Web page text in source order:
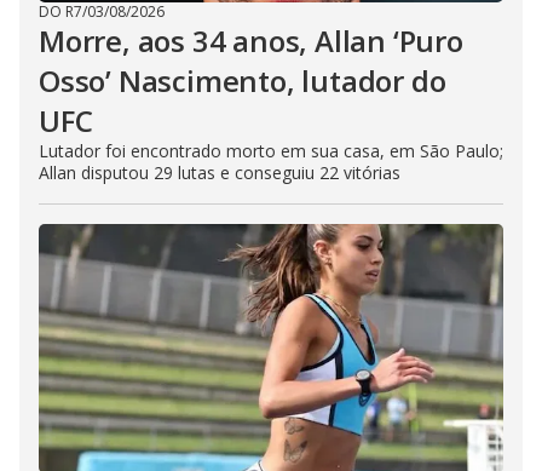
DO R7/03/08/2026
Morre, aos 34 anos, Allan ‘Puro
Osso’ Nascimento, lutador do
UFC
Lutador foi encontrado morto em sua casa, em São Paulo;
Allan disputou 29 lutas e conseguiu 22 vitórias